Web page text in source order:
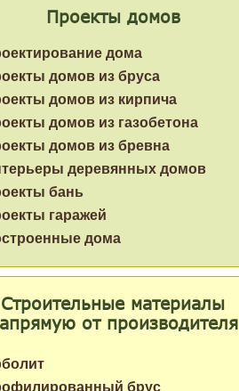
Проекты домов
Строительные материалы
от производителя
брус
дома
домов из бруса
домов из кирпича
домов из газобетона
домов из бревна
деревянных домов
бань
гаражей
дома